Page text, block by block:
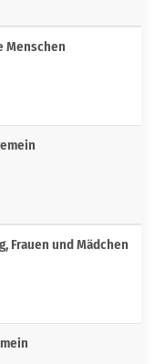
Menschen
Frauen und Mädchen